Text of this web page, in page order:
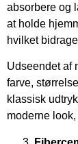
absorbere og
at holde
hvilket
Udseendet af
farve,
klassisk
moderne